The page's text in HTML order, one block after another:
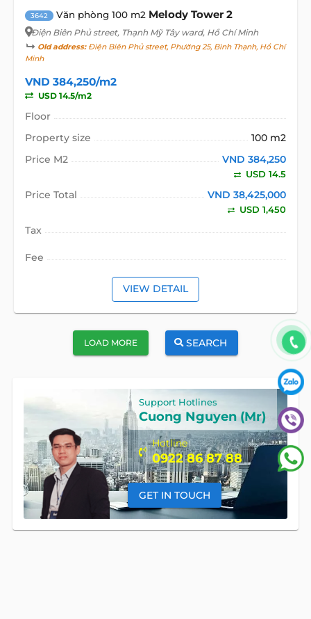
3642 Văn phòng 100 m2 Melody Tower 2
Điện Biên Phủ street, Thạnh Mỹ Tây ward, Hồ Chí Minh
Old address:Điện Biên Phủ street, Phường 25, Bình Thạnh, Hồ Chí
Minh
VND 384,250/m2
USD 14.5/m2
Floor
Property size
100 m2
Price M2
VND 384,250
USD 14.5
Price Total VND 38,425,000
USD 1,450
Tax
Fee
VIEW DETAIL
LOAD MORE SEARCH
Support Hotlines
Cuong Nguyen (Mr)
Hotline
0922 86 87 88
GET IN TOUCH